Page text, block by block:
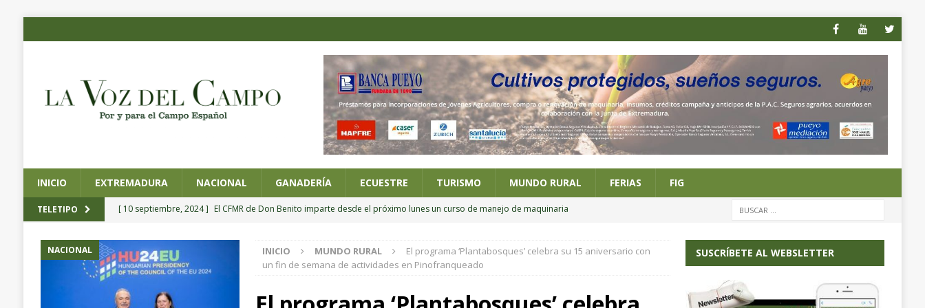
INICIO EXTREMADURA NACIONAL GANADERÍA ECUESTRE TURISMO MUNDO RURAL FERIAS FIG
TELETIPO [ 10 septiembre, 2024 ] El CFMR de Don Benito imparte desde el próximo lunes un curso de manejo de maquinaria
[ 4 septiembre, 2024 ]
Planas preside la toma de posesión de los nuevos altos cargos del Ministerio de Agricultura,
Pesca y Alimentación
[ 4 septiembre, 2024 ]
CICYTEX organiza un seminario online sobre alternativas al riego por inundación en el cultivo del
INICIO MUNDO RURAL
El programa ‘Plantabosques’ celebra su 15 aniversario con
un fin de semana de actividades en Pinofranqueado
NACIONAL SUSCRÍBETE AL WEBSLETTER